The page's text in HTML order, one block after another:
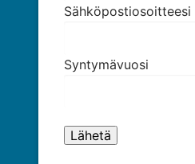
Sähköpostiosoitteesi
Syntymävuosi